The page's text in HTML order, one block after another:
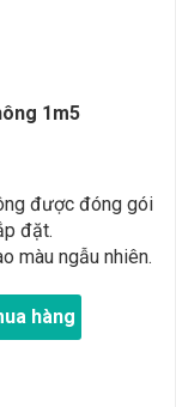
1m5
được đóng gói
đặt.
màu ngẫu nhiên.
hàng